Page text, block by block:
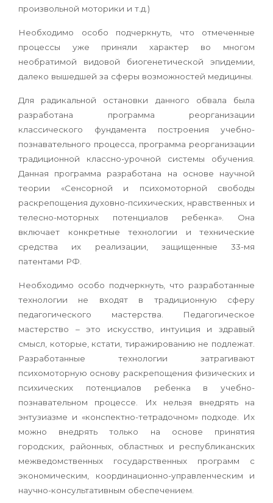
произвольной моторики и т.д.)
Необходимо особо подчеркнуть, что отмеченные
процессы уже приняли характер во многом
необратимой видовой биогенетической эпидемии,
далеко вышедшей за сферы возможностей медицины.
Для радикальной остановки данного обвала была
разработана программа реорганизации
классического фундамента построения учебно-
познавательного процесса, программа реорганизации
традиционной классно-урочной системы обучения.
Данная программа разработана на основе научной
теории «Сенсорной и психомоторной свободы
раскрепощения духовно-психических, нравственных и
телесно-моторных потенциалов ребенка». Она
включает конкретные технологии и технические
средства их реализации, защищенные 33-мя
патентами РФ.
Необходимо особо подчеркнуть, что разработанные
технологии не входят в традиционную сферу
педагогического мастерства. Педагогическое
мастерство – это искусство, интуиция и здравый
смысл, которые, кстати, тиражированию не подлежат.
Разработанные технологии затрагивают
психомоторную основу раскрепощения физических и
психических потенциалов ребенка в учебно-
познавательном процессе. Их нельзя внедрять на
энтузиазме и «конспектно-тетрадочном» подходе. Их
можно внедрять только на основе принятия
городских, районных, областных и республиканских
межведомственных государственных программ с
экономическим, координационно-управленческим и
научно-консультативным обеспечением.